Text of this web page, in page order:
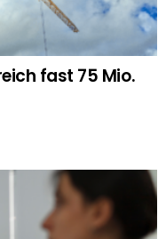
fast 75 Mio.